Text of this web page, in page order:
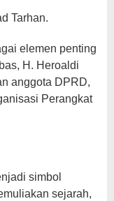
Tarhan.
elemen penting
H. Heroaldi
anggota DPRD,
Perangkat
simbol
sejarah,